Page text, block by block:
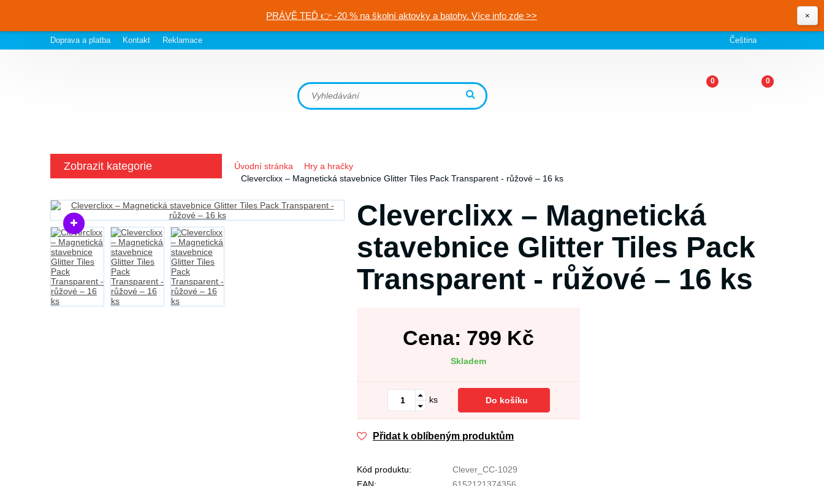
PRÁVĚ TEĎ 👉 -20 % na školní aktovky a batohy. Více info zde >> ×
Doprava a platba Kontakt Reklamace Čeština
0 0
Zobrazit kategorie Úvodní stránka
Hry a hračky
Cleverclixx – Magnetická stavebnice Glitter Tiles Pack Transparent - růžové – 16 ks
Cleverclixx – Magnetická
stavebnice Glitter Tiles Pack
Transparent - růžové – 16 ks
Cena: 799 Kč
Skladem
ks Do košíku
Přidat k oblíbeným produktům
Kód produktu:
Clever_CC-1029